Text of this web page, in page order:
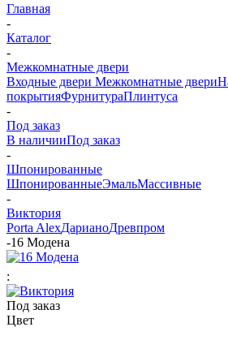
Главная
-
Каталог
-
Межкомнатные двери
Входные двери Межкомнатные двери
покрытияФурнитураПлинтуса
-
Под заказ
В наличииПод заказ
-
Шпонированные
ШпонированныеЭмальМассивные
-
Виктория
Porta AlexДарианоДревпром
-16 Модена
:
Под заказ
Цвет